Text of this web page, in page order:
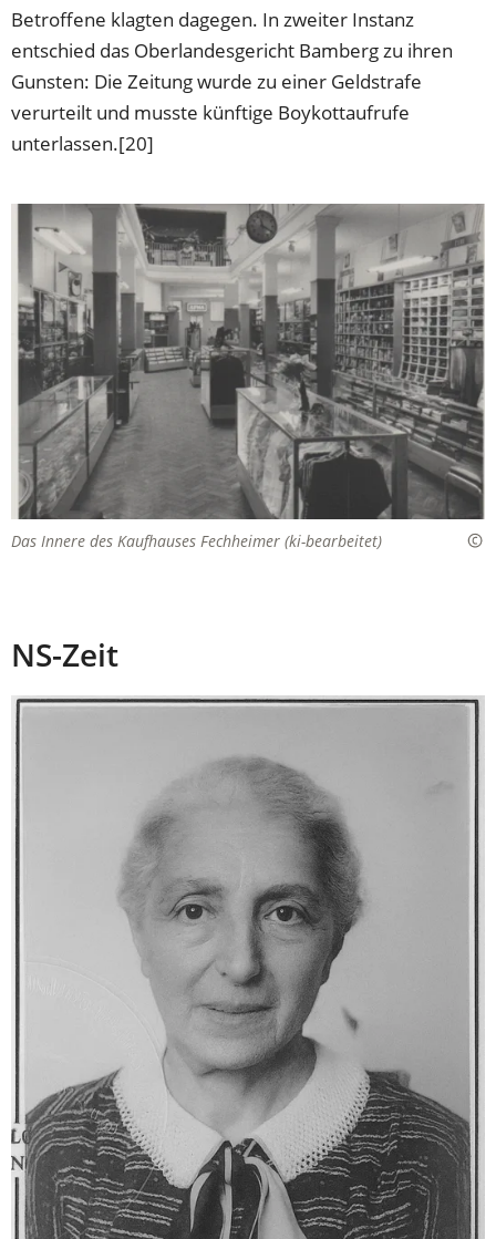
Betroffene klagten dagegen. In zweiter Instanz
entschied das Oberlandesgericht Bamberg zu ihren
Gunsten: Die Zeitung wurde zu einer Geldstrafe
verurteilt und musste künftige Boykottaufrufe
unterlassen.[20]
Das Innere des Kaufhauses Fechheimer (ki-bearbeitet)
NS-Zeit